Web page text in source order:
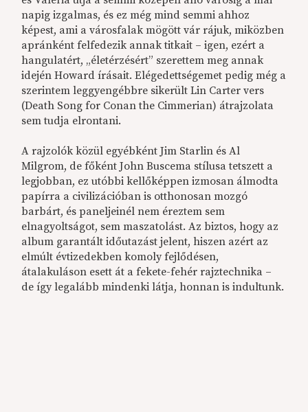
napig izgalmas, és ez még mind semmi ahhoz
képest, ami a városfalak mögött vár rájuk, miközben
apránként felfedezik annak titkait – igen, ezért a
hangulatért, „életérzésért” szerettem meg annak
idején Howard írásait. Elégedettségemet pedig még a
szerintem leggyengébbre sikerült Lin Carter vers
(Death Song for Conan the Cimmerian) átrajzolata
sem tudja elrontani.
A rajzolók közül egyébként Jim Starlin és Al
Milgrom, de főként John Buscema stílusa tetszett a
legjobban, ez utóbbi kellőképpen izmosan álmodta
papírra a civilizációban is otthonosan mozgó
barbárt, és paneljeinél nem éreztem sem
elnagyoltságot, sem maszatolást. Az biztos, hogy az
album garantált időutazást jelent, hiszen azért az
elmúlt évtizedekben komoly fejlődésen,
átalakuláson esett át a fekete-fehér rajztechnika –
de így legalább mindenki látja, honnan is indultunk.